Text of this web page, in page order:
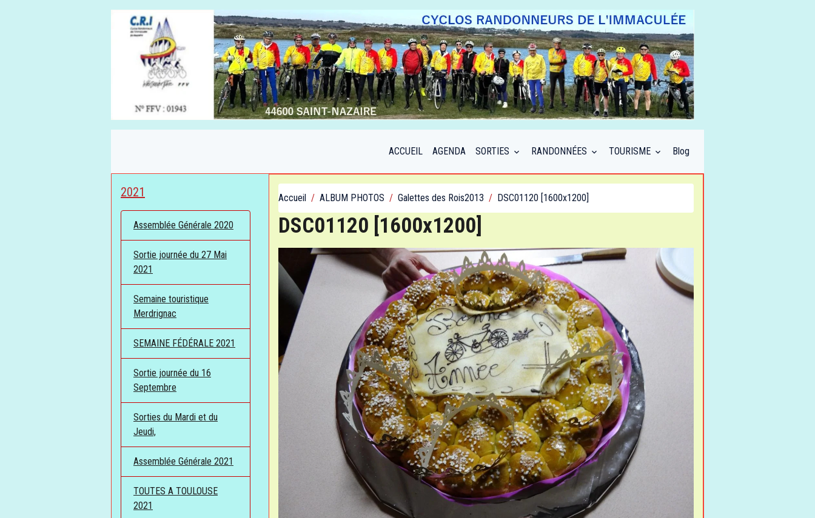
ACCUEIL AGENDA SORTIES RANDONNÉES TOURISME Blog
Accueil ALBUM PHOTOS Galettes des Rois2013 DSC01120 [1600x1200]
DSC01120 [1600x1200]
2021
Assemblée Générale 2020
Sortie journée du 27 Mai
2021
Semaine touristique
Merdrignac
SEMAINE FÉDÉRALE 2021
Sortie journée du 16
Septembre
Sorties du Mardi et du
Jeudi,
Assemblée Générale 2021
TOUTES A TOULOUSE
2021